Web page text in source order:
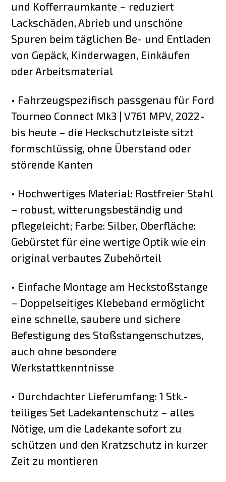
und Kofferraumkante – reduziert
Lackschäden, Abrieb und unschöne
Spuren beim täglichen Be- und Entladen
von Gepäck, Kinderwagen, Einkäufen
oder Arbeitsmaterial
• Fahrzeugspezifisch passgenau für Ford
Tourneo Connect Mk3 | V761 MPV, 2022-
bis heute – die Heckschutzleiste sitzt
formschlüssig, ohne Überstand oder
störende Kanten
• Hochwertiges Material: Rostfreier Stahl
– robust, witterungsbeständig und
pflegeleicht; Farbe: Silber, Oberfläche:
Gebürstet für eine wertige Optik wie ein
original verbautes Zubehörteil
• Einfache Montage am Heckstoßstange
– Doppelseitiges Klebeband ermöglicht
eine schnelle, saubere und sichere
Befestigung des Stoßstangenschutzes,
auch ohne besondere
Werkstattkenntnisse
• Durchdachter Lieferumfang: 1 Stk.-
teiliges Set Ladekantenschutz – alles
Nötige, um die Ladekante sofort zu
schützen und den Kratzschutz in kurzer
Zeit zu montieren